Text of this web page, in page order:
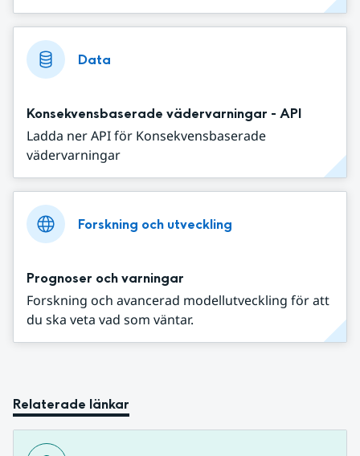
Data
Konsekvensbaserade vädervarningar - API
Ladda ner API för Konsekvensbaserade
vädervarningar
Forskning och utveckling
Prognoser och varningar
Forskning och avancerad modellutveckling för att
du ska veta vad som väntar.
Relaterade länkar